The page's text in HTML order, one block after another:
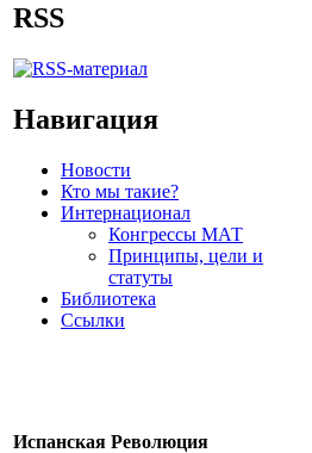
RSS
Навигация
Новости
Кто мы такие?
Интернационал
Конгрессы МАТ
Принципы, цели и
статуты
Библиотека
Ссылки
Испанская Революция